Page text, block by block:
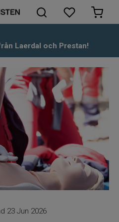
Laerdal och Prestan!
23 Jun 2026